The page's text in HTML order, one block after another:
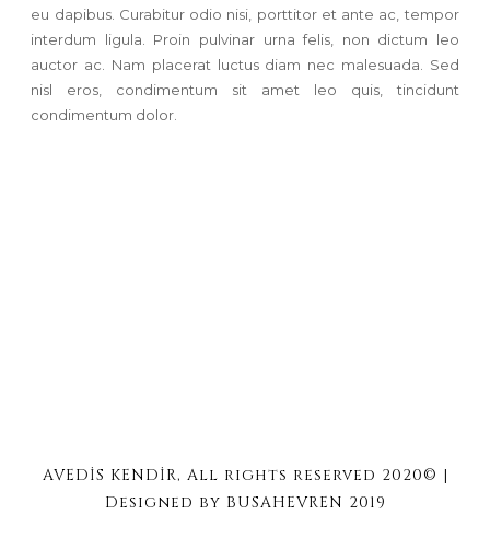
eu dapibus. Curabitur odio nisi, porttitor et ante ac, tempor
interdum ligula. Proin pulvinar urna felis, non dictum leo
auctor ac. Nam placerat luctus diam nec malesuada. Sed
nisl eros, condimentum sit amet leo quis, tincidunt
condimentum dolor.
AVEDİS KENDİR, All rights reserved 2020© |
Designed by BUSAHEVREN 2019